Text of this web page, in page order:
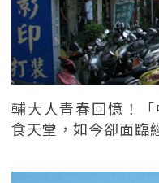
輔大人青春回憶！
食天堂，如今卻面臨